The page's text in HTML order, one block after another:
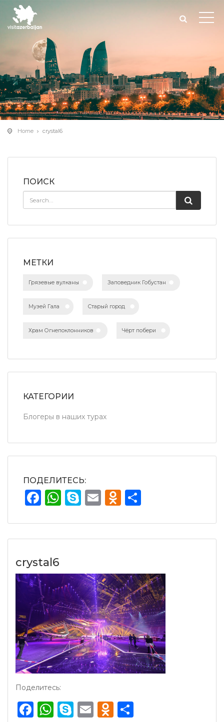
Home crystal6
ПОИСК
МЕТКИ
Грязевые вулканы Заповедник Гобустан
Музей Гала Старый город
Храм Огнепоклонников Чёрт побери
КАТЕГОРИИ
Блогеры в наших турах
ПОДЕЛИТЕСЬ:
Facebook
WhatsApp
Skype
Email
crystal6
Поделитесь:
Facebook
WhatsApp
Skype
EmailOdnoklassniki